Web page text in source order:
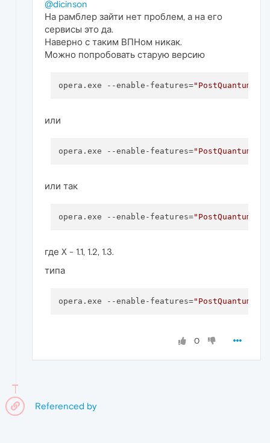
@dicinson
На рамблер зайти нет проблем, а на его
сервисы это да.
Наверно с таким ВПНом никак.
Можно попробовать старую версию
opera.exe --enable-features=
или
opera.exe --enable-features=
или так
opera.exe --enable-features=
где X - 1.1, 1.2, 1.3.
типа
opera.exe --enable-features=
0
Referenced by